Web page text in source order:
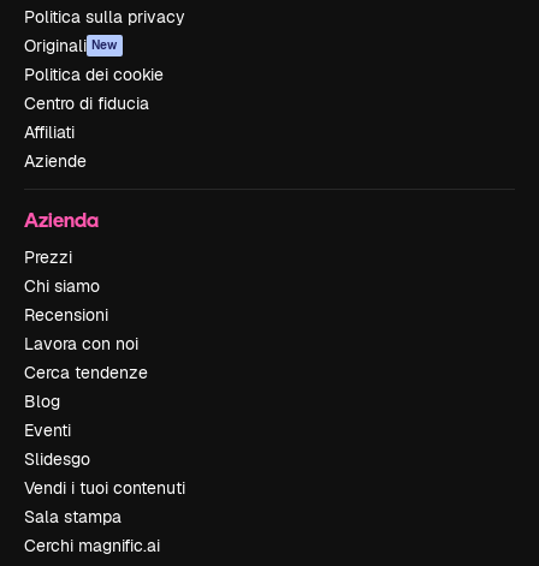
Politica sulla privacy
Originali New
Politica dei cookie
Centro di fiducia
Affiliati
Aziende
Azienda
Prezzi
Chi siamo
Recensioni
Lavora con noi
Cerca tendenze
Blog
Eventi
Slidesgo
Vendi i tuoi contenuti
Sala stampa
Cerchi magnific.ai